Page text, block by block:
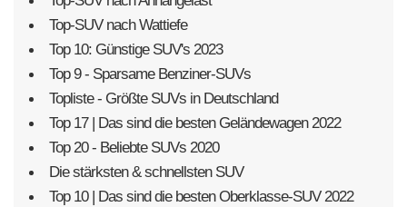
Top-SUV nach Wattiefe
Top 10: Günstige SUV's 2023
Top 9 - Sparsame Benziner-SUVs
Topliste - Größte SUVs in Deutschland
Top 17 | Das sind die besten Geländewagen 2022
Top 20 - Beliebte SUVs 2020
Die stärksten & schnellsten SUV
Top 10 | Das sind die besten Oberklasse-SUV 2022